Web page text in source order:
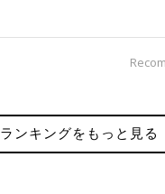
ランキングをもっと見る